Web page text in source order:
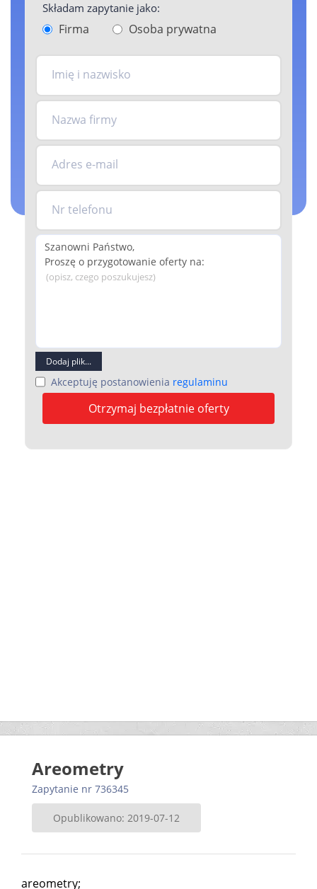
Składam zapytanie jako:
Firma Osoba prywatna
Imię i nazwisko
Nazwa firmy
Adres e-mail
Nr telefonu
(opisz, czego poszukujesz)
Dodaj plik...
Akceptuję postanowienia regulaminu
Otrzymaj bezpłatnie oferty
Areometry
Zapytanie nr 736345
Opublikowano: 2019-07-12
areometry;